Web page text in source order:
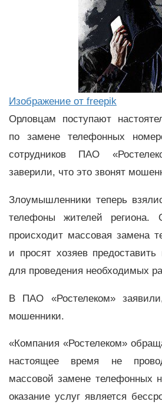
Изображение от freepik
Орловцам поступают
по замене телефонных
сотрудников ПАО
заверили, что это звонят
Злоумышленники теперь
телефоны жителей региона.
происходит массовая замена
и просят хозяев
для проведения необходимых
В ПАО «Ростелеком»
мошенники.
«Компания «Ростелеком»
настоящее время не
массовой замене телефонных
оказание услуг является